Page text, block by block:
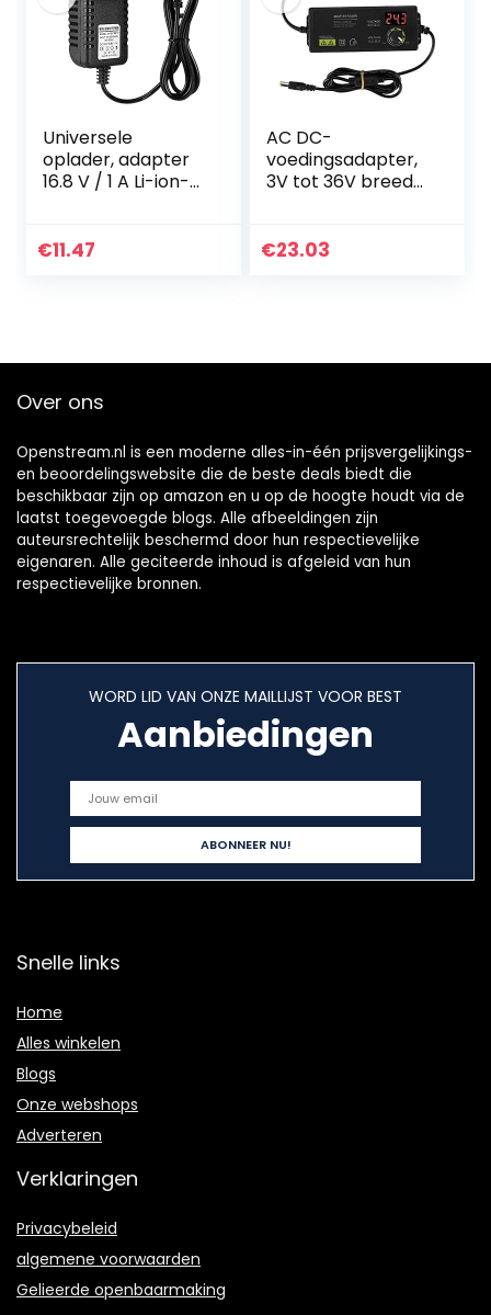
Universele
oplader, adapter
16.8 V / 1 A Li-ion-
Multivoltage-
€11.47
AC DC-
voedingsadapter,
3V tot 36V breed
voedingsadapter
€23.03
Over ons
Openstream.nl is een moderne alles-in-één prijsvergelijkings-
en beoordelingswebsite die de beste deals biedt die
beschikbaar zijn op amazon en u op de hoogte houdt via de
laatst toegevoegde blogs. Alle afbeeldingen zijn
auteursrechtelijk beschermd door hun respectievelijke
eigenaren. Alle geciteerde inhoud is afgeleid van hun
respectievelijke bronnen.
WORD LID VAN ONZE MAILLIJST VOOR BEST
Aanbiedingen
Snelle links
Home
Alles winkelen
Blogs
Onze webshops
Adverteren
Verklaringen
Privacybeleid
algemene voorwaarden
Gelieerde openbaarmaking